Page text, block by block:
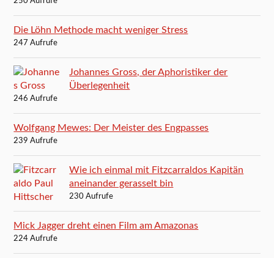
Die Löhn Methode macht weniger Stress
247 Aufrufe
Johannes Gross, der Aphoristiker der
Überlegenheit
246 Aufrufe
Wolfgang Mewes: Der Meister des Engpasses
239 Aufrufe
Wie ich einmal mit Fitzcarraldos Kapitän
aneinander gerasselt bin
230 Aufrufe
Mick Jagger dreht einen Film am Amazonas
224 Aufrufe